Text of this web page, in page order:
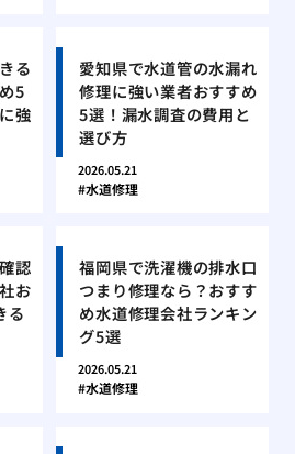
る
5
強
愛知県で水道管の水漏れ
修理に強い業者おすすめ
5選！漏水調査の費用と
選び方
2026.05.21
水道修理
認
お
る
福岡県で洗濯機の排水口
つまり修理なら？おすす
め水道修理会社ランキン
グ5選
2026.05.21
水道修理